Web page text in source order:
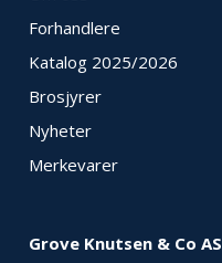
Forhandlere
Katalog 2025/2026
Brosjyrer
Nyheter
Merkevarer
Grove Knutsen & Co AS